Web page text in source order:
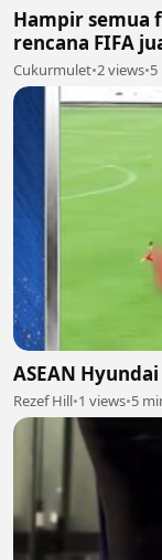
Hampir semua
rencana FIFA
Cukurmulet•2 views•
ASEAN
Rezef Hill•1 views•5